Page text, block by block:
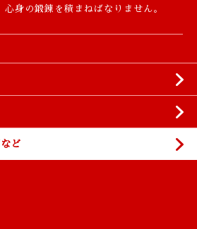
身の鍛錬を積まねばなりません。
ど